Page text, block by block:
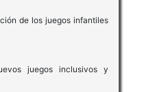
de los juegos infantiles
juegos inclusivos y